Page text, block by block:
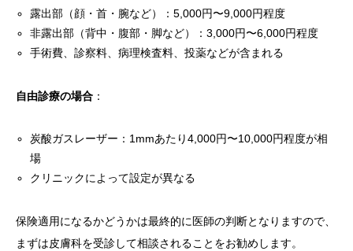
露出部（顔・首・腕など）：5,000円〜9,000円程度
非露出部（背中・腹部・脚など）：3,000円〜6,000円程度
手術費、診察料、病理検査料、投薬などが含まれる
自由診療の場合 ：
炭酸ガスレーザー：1mmあたり4,000円〜10,000円程度が相
場
クリニックによって設定が異なる
保険適用になるかどうかは最終的に医師の判断となりますので、
まずは皮膚科を受診して相談されることをお勧めします。